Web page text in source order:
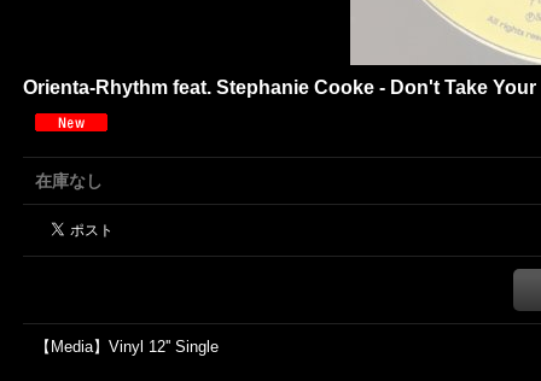
Orienta-Rhythm feat. Stephanie Cooke - Don't Take
在庫なし
【Media】Vinyl 12'' Single